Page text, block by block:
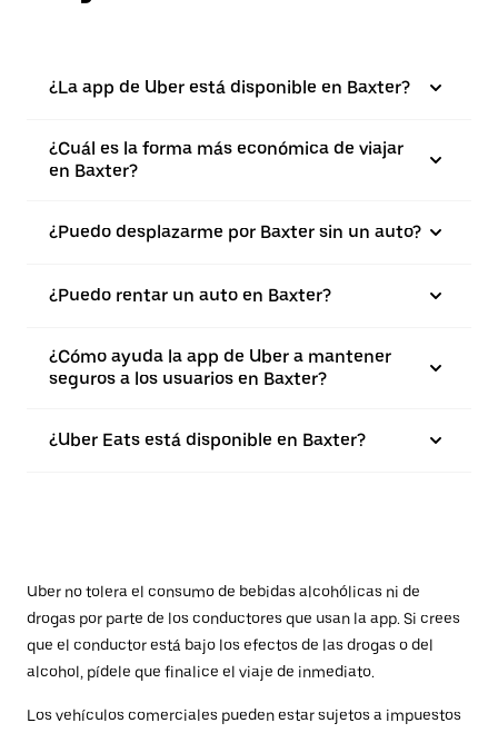
¿La app de Uber está disponible en Baxter?
¿Cuál es la forma más económica de viajar
en Baxter?
¿Puedo desplazarme por Baxter sin un auto?
¿Puedo rentar un auto en Baxter?
¿Cómo ayuda la app de Uber a mantener
seguros a los usuarios en Baxter?
¿Uber Eats está disponible en Baxter?
Uber no tolera el consumo de bebidas alcohólicas ni de
drogas por parte de los conductores que usan la app. Si crees
que el conductor está bajo los efectos de las drogas o del
alcohol, pídele que finalice el viaje de inmediato.
Los vehículos comerciales pueden estar sujetos a impuestos